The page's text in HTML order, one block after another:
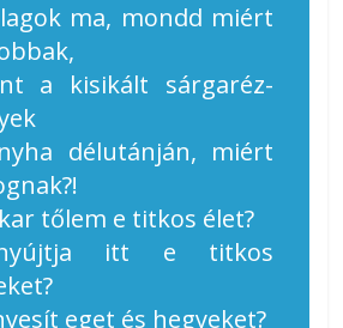
ma, mondd miért
a kisikált sárgaréz-
délutánján, miért
tőlem e titkos élet?
itt e titkos
eget és hegyeket?